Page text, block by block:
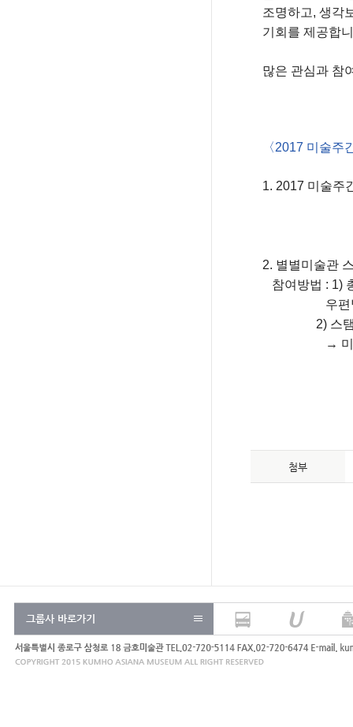
조명하고, 생각
기회를 제공합
많은 관심과 참
〈2017 미술주
1. 2017 미술주
2. 별별미술관
참여방법 : 1)
우편발송
2) 스탬프 북
→ 미술주
첨부
그룹사 바로가기